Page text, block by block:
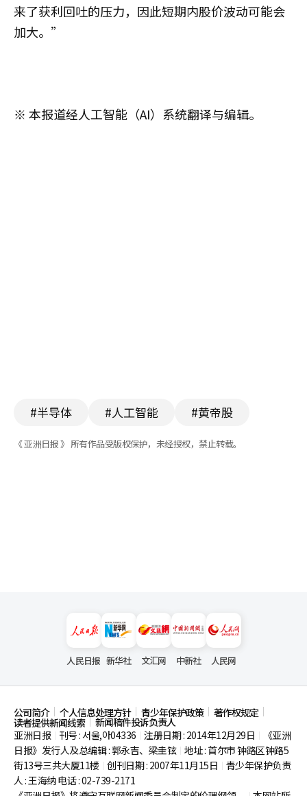
来了获利回吐的压力，因此短期内股价波动可能会
加大。”
※ 本报道经人工智能（AI）系统翻译与编辑。
#半导体 #人工智能 #黄帝股
《 亚洲日报 》 所有作品受版权保护，未经授权，禁止转载。
人民日报 新华社 文汇网 中新社 人民网
公司简介 个人信息处理方针 青少年保护政策 著作权规定
读者提供新闻线索
新闻稿件投诉负责人
亚洲日报
刊号 : 서울,아04336 注册日期 : 2014年12月29日
《亚洲
日报》发行人及总编辑 : 郭永吉、梁圭铉 地址 : 首尔市钟路区钟路5
街13号三共大厦11楼 创刊日期 : 2007年11月15日
青少年保护负责
人 : 王海纳 电话 : 02-739-2171